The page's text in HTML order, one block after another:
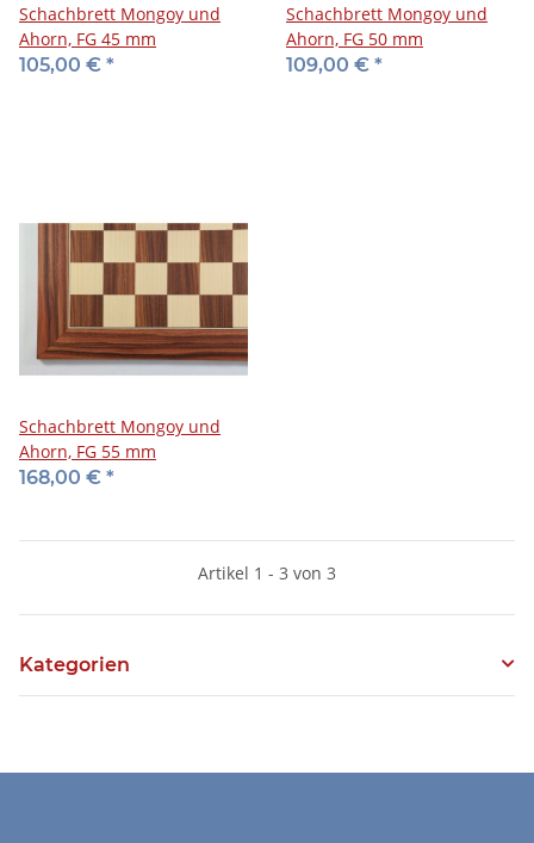
Schachbrett Mongoy und
Ahorn, FG 45 mm
105,00 € *
Schachbrett Mongoy und
Ahorn, FG 50 mm
109,00 € *
Schachbrett Mongoy und
Ahorn, FG 55 mm
168,00 € *
Artikel 1 - 3 von 3
Kategorien